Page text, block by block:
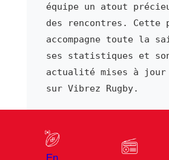
équipe un atout
des rencontres. Cette
accompagne toute la
ses statistiques et
actualité mises à
sur Vibrez Rugby.
⬅ Joueur précédent